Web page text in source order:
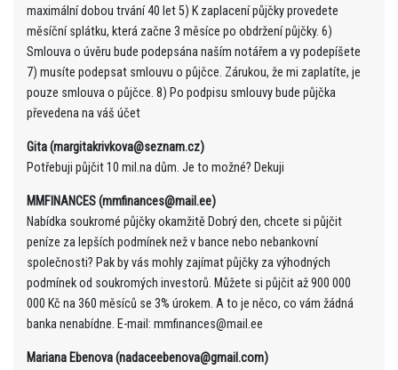
maximální dobou trvání 40 let 5) K zaplacení půjčky provedete
měsíční splátku, která začne 3 měsíce po obdržení půjčky. 6)
Smlouva o úvěru bude podepsána naším notářem a vy podepíšete
7) musíte podepsat smlouvu o půjčce. Zárukou, že mi zaplatíte, je
pouze smlouva o půjčce. 8) Po podpisu smlouvy bude půjčka
převedena na váš účet
Gita (margitakrivkova@seznam.cz)
Potřebuji půjčit 10 mil.na dům. Je to možné? Dekuji
MMFINANCES (mmfinances@mail.ee)
Nabídka soukromé půjčky okamžitě Dobrý den, chcete si půjčit
peníze za lepších podmínek než v bance nebo nebankovní
společnosti? Pak by vás mohly zajímat půjčky za výhodných
podmínek od soukromých investorů. Můžete si půjčit až 900 000
000 Kč na 360 měsíců se 3% úrokem. A to je něco, co vám žádná
banka nenabídne. E-mail: mmfinances@mail.ee
Mariana Ebenova (nadaceebenova@gmail.com)